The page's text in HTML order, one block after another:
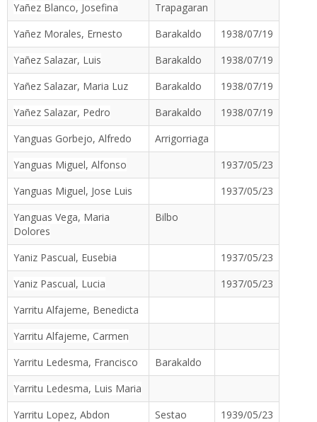
Yañez Blanco, Josefina
Trapagaran
Yañez Morales, Ernesto
Barakaldo
1938/07/19
Yañez Salazar, Luis
Barakaldo
1938/07/19
Yañez Salazar, Maria Luz
Barakaldo
1938/07/19
Yañez Salazar, Pedro
Barakaldo
1938/07/19
Yanguas Gorbejo, Alfredo
Arrigorriaga
Yanguas Miguel, Alfonso
1937/05/23
Yanguas Miguel, Jose Luis
1937/05/23
Yanguas Vega, Maria
Dolores
Bilbo
Yaniz Pascual, Eusebia
1937/05/23
Yaniz Pascual, Lucia
1937/05/23
Yarritu Alfajeme, Benedicta
Yarritu Alfajeme, Carmen
Yarritu Ledesma, Francisco
Barakaldo
Yarritu Ledesma, Luis Maria
Yarritu Lopez, Abdon
Sestao
1939/05/23